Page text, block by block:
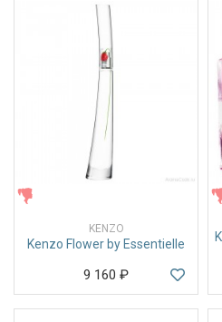
KENZO
Kenzo Flower by Essentielle
9 160 ₽